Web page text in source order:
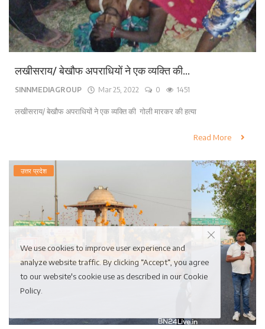
लखीसराय/ बेखौफ अपराधियों ने एक व्यक्ति की...
SINNMEDIAGROUP Mar 25, 2022 0 1451
लखीसराय/ बेखौफ अपराधियों ने एक व्यक्ति की गोली मारकर की हत्या
Read More
उत्तर प्रदेश
We use cookies to improve user experience and
analyze website traffic. By clicking “Accept“, you agree
to our website's cookie use as described in ourCookie
Policy